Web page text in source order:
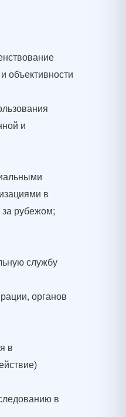
объективности
и
в
за рубежом;
службу
органов
в
в